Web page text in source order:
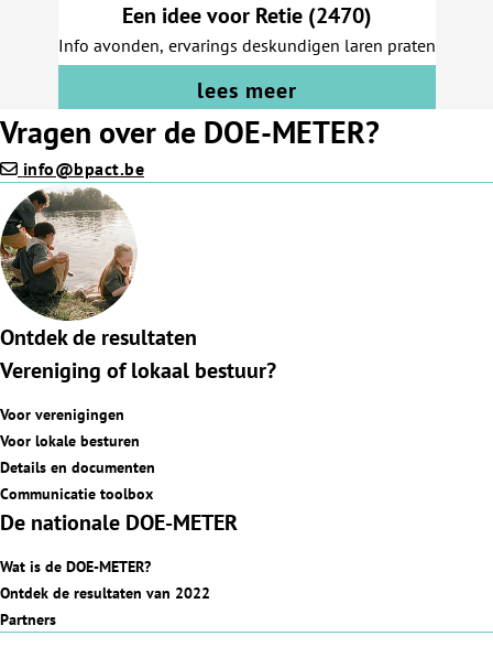
Een idee voor Retie (2470)
Info avonden, ervarings deskundigen laren praten
lees meer
Vragen over de DOE-METER?
info@bpact.be
Ontdek de resultaten
Vereniging of lokaal bestuur?
Voor verenigingen
Voor lokale besturen
Details en documenten
Communicatie toolbox
De nationale DOE-METER
Wat is de DOE-METER?
Ontdek de resultaten van 2022
Partners